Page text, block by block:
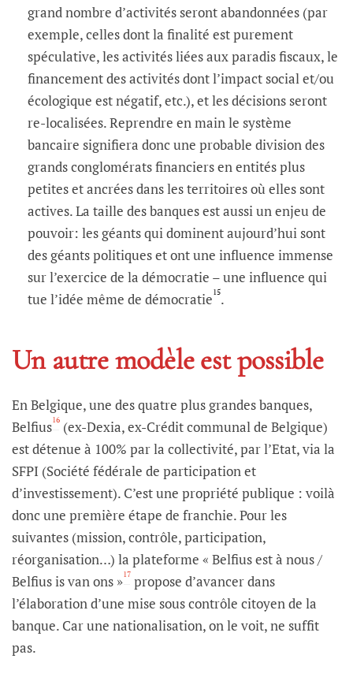
grand nombre d’activités seront abandonnées (par
exemple, celles dont la finalité est purement
spéculative, les activités liées aux paradis fiscaux, le
financement des activités dont l’impact social et/ou
écologique est négatif, etc.), et les décisions seront
re-localisées. Reprendre en main le système
bancaire signifiera donc une probable division des
grands conglomérats financiers en entités plus
petites et ancrées dans les territoires où elles sont
actives. La taille des banques est aussi un enjeu de
pouvoir: les géants qui dominent aujourd’hui sont
des géants politiques et ont une influence immense
sur l’exercice de la démocratie – une influence qui
tue l’idée même de démocratie15.
Un autre modèle est possible
En Belgique, une des quatre plus grandes banques,
Belfius16 (ex-Dexia, ex-Crédit communal de Belgique)
est détenue à 100% par la collectivité, par l’Etat, via la
SFPI (Société fédérale de participation et
d’investissement). C’est une propriété publique : voilà
donc une première étape de franchie. Pour les
suivantes (mission, contrôle, participation,
réorganisation…) la plateforme « Belfius est à nous /
Belfius is van ons »17 propose d’avancer dans
l’élaboration d’une mise sous contrôle citoyen de la
banque. Car une nationalisation, on le voit, ne suffit
pas.